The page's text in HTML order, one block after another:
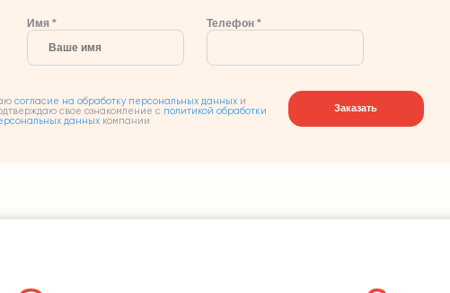
Имя * Телефон *
согласие на обработку персональных данных и
свое ознакомление с политикой обработки
данных компании
Заказать